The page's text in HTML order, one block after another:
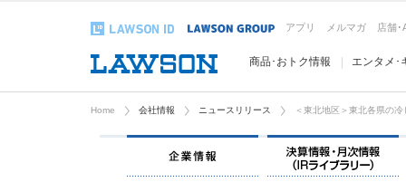
アプリ メルマガ 店舗･
商品･おトク情報 エンタメ･
Home 会社情報 ニュースリリース ＜東北地区＞東北各県の
企業情報